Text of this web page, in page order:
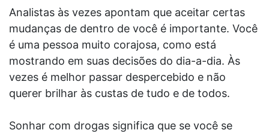
Analistas às vezes apontam que aceitar certas
mudanças de dentro de você é importante. Você
é uma pessoa muito corajosa, como está
mostrando em suas decisões do dia-a-dia. Às
vezes é melhor passar despercebido e não
querer brilhar às custas de tudo e de todos.
Sonhar com drogas significa que se você se